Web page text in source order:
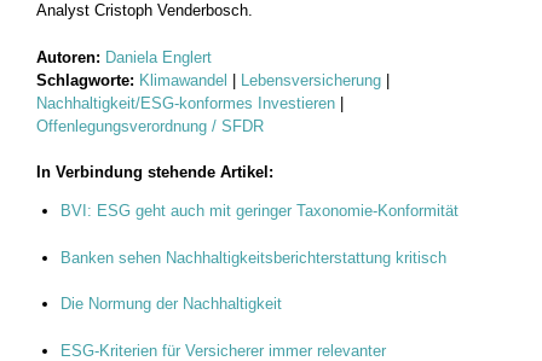
Analyst Cristoph Venderbosch.
Autoren: Daniela Englert
Schlagworte: Klimawandel | Lebensversicherung |
Nachhaltigkeit/ESG-konformes Investieren |
Offenlegungsverordnung / SFDR
In Verbindung stehende Artikel:
BVI: ESG geht auch mit geringer Taxonomie-Konformität
Banken sehen Nachhaltigkeitsberichterstattung kritisch
Die Normung der Nachhaltigkeit
ESG-Kriterien für Versicherer immer relevanter